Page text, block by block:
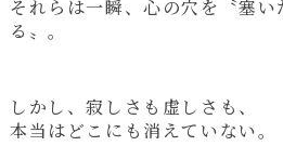
それらは一瞬、心の穴を〝塞
る〟。
しかし、寂しさも虚しさも、
本当はどこにも消えていない。